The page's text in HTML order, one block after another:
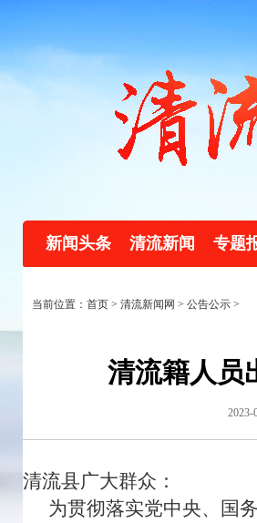
新闻头条 清流新闻 专题
当前位置：首页 > 清流新闻网 > 公告公示 >
清流籍人员
2023-
清流县广大群众：
为贯彻落实党中央、国